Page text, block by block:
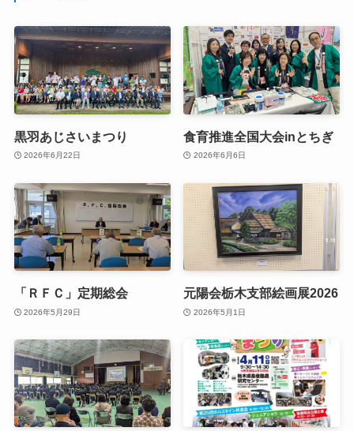
黒羽あじさいまつり
2026年6月22日
食育推進全国大会inとちぎ
2026年6月6日
「ＲＦＣ」定期総会
2026年5月29日
元陽会栃木支部絵画展2026
2026年5月1日